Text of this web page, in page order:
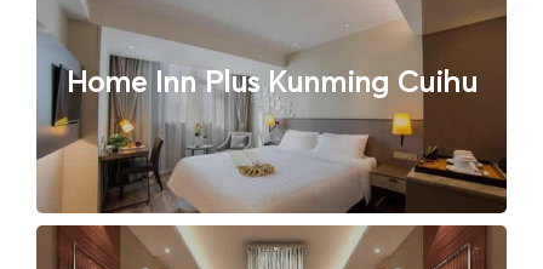
Home Inn Plus Kunming Cuihu